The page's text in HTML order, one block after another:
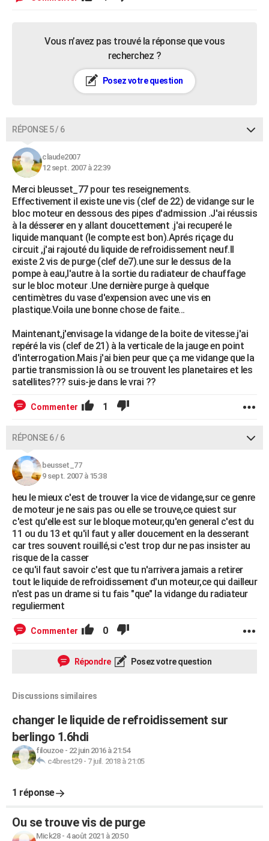
Vous n’avez pas trouvé la réponse que vous
recherchez ?
Posez votre question
RÉPONSE 5 / 6
claude2007
12 sept. 2007 à 22:39
Merci bleusset_77 pour tes reseignements.
Effectivement il existe une vis (clef de 22) de vidange sur le
bloc moteur en dessous des pipes d'admission .J'ai réussis
à la désserer en y allant doucettement .j'ai recuperé le
liquide manquant (le compte est bon).Aprés riçage du
circuit ,j'ai rajouté du liquide de refroidissement neuf.Il
existe 2 vis de purge (clef de7).une sur le dessus de la
pompe à eau,l'autre à la sortie du radiateur de chauffage
sur le bloc moteur .Une dernière purge à quelque
centimètres du vase d'expension avec une vis en
plastique.Voila une bonne chose de faite...
Maintenant,j'envisage la vidange de la boite de vitesse.j'ai
repéré la vis (clef de 21) à la verticale de la jauge en point
d'interrogation.Mais j'ai bien peur que ça me vidange que la
partie transmission là ou se trouvent les planetaires et les
satellites??? suis-je dans le vrai ??
Commenter 1
RÉPONSE 6 / 6
beusset_77
9 sept. 2007 à 15:38
heu le mieux c'est de trouver la vice de vidange,sur ce genre
de moteur je ne sais pas ou elle se trouve,ce quiest sur
c'est qu'elle est sur le bloque moteur,qu'en general c'est du
11 ou du 13 et qu'il faut y aller doucement en la desserant
car tres souvent rouillé,si c'est trop dur ne pas insister au
risque de la casser
ce qu'il faut savoir c'est que tu n'arrivera jamais a retirer
tout le liquide de refroidissement d'un moteur,ce qui dailleur
n'est pas un drame si tu fais "que" la vidange du radiateur
regulierment
Commenter 0
Répondre Posez votre question
Discussions similaires
changer le liquide de refroidissement sur
berlingo 1.6hdi
filouzoe- 22 juin 2016 à 21:54
c4brest29- 7 juil. 2018 à 21:05
1 réponse
Ou se trouve vis de purge
Mick28- 4 août 2021 à 20:50